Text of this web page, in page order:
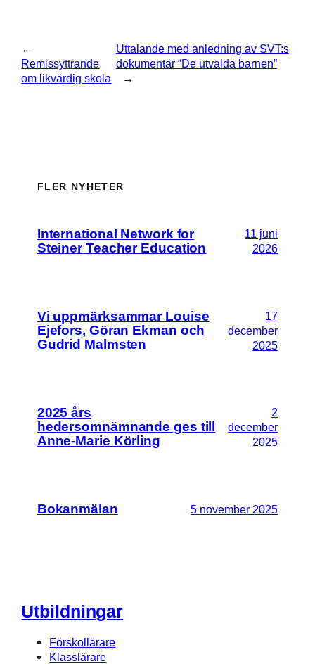
←
Remissyttrande
om likvärdig skola
Uttalande med anledning av SVT:s
dokumentär “De utvalda barnen”
→
FLER NYHETER
International Network for
Steiner Teacher Education
11 juni
2026
Vi uppmärksammar Louise
Ejefors, Göran Ekman och
Gudrid Malmsten
17
december
2025
2025 års
hedersomnämnande ges till
Anne-Marie Körling
2
december
2025
Bokanmälan 5 november 2025
Utbildningar
Förskollärare
Klasslärare